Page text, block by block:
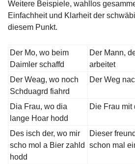
Weitere Beispiele, wahllos
Einfachheit und Klarheit der
diesem Punkt.
Der Mo, wo beim
Daimler schaffd
Der Mann,
arbeitet
Der Weag, wo noch
Schduagrd fiahrd
Der Weg
Dia Frau, wo dia
lange Hoar hodd
Die Frau mit
Des isch der, wo mir
scho mol a Bier zahld
hodd
Dieser
schon mal